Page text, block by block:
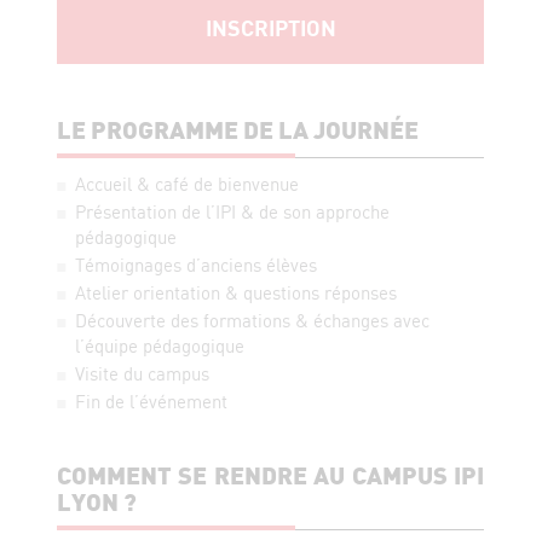
INSCRIPTION
LE PROGRAMME DE LA JOURNÉE
Accueil & café de bienvenue
Présentation de l’IPI & de son approche
pédagogique
Témoignages d’anciens élèves
Atelier orientation & questions réponses
Découverte des formations & échanges avec
l’équipe pédagogique
Visite du campus
Fin de l’événement
COMMENT SE RENDRE AU CAMPUS IPI
LYON ?